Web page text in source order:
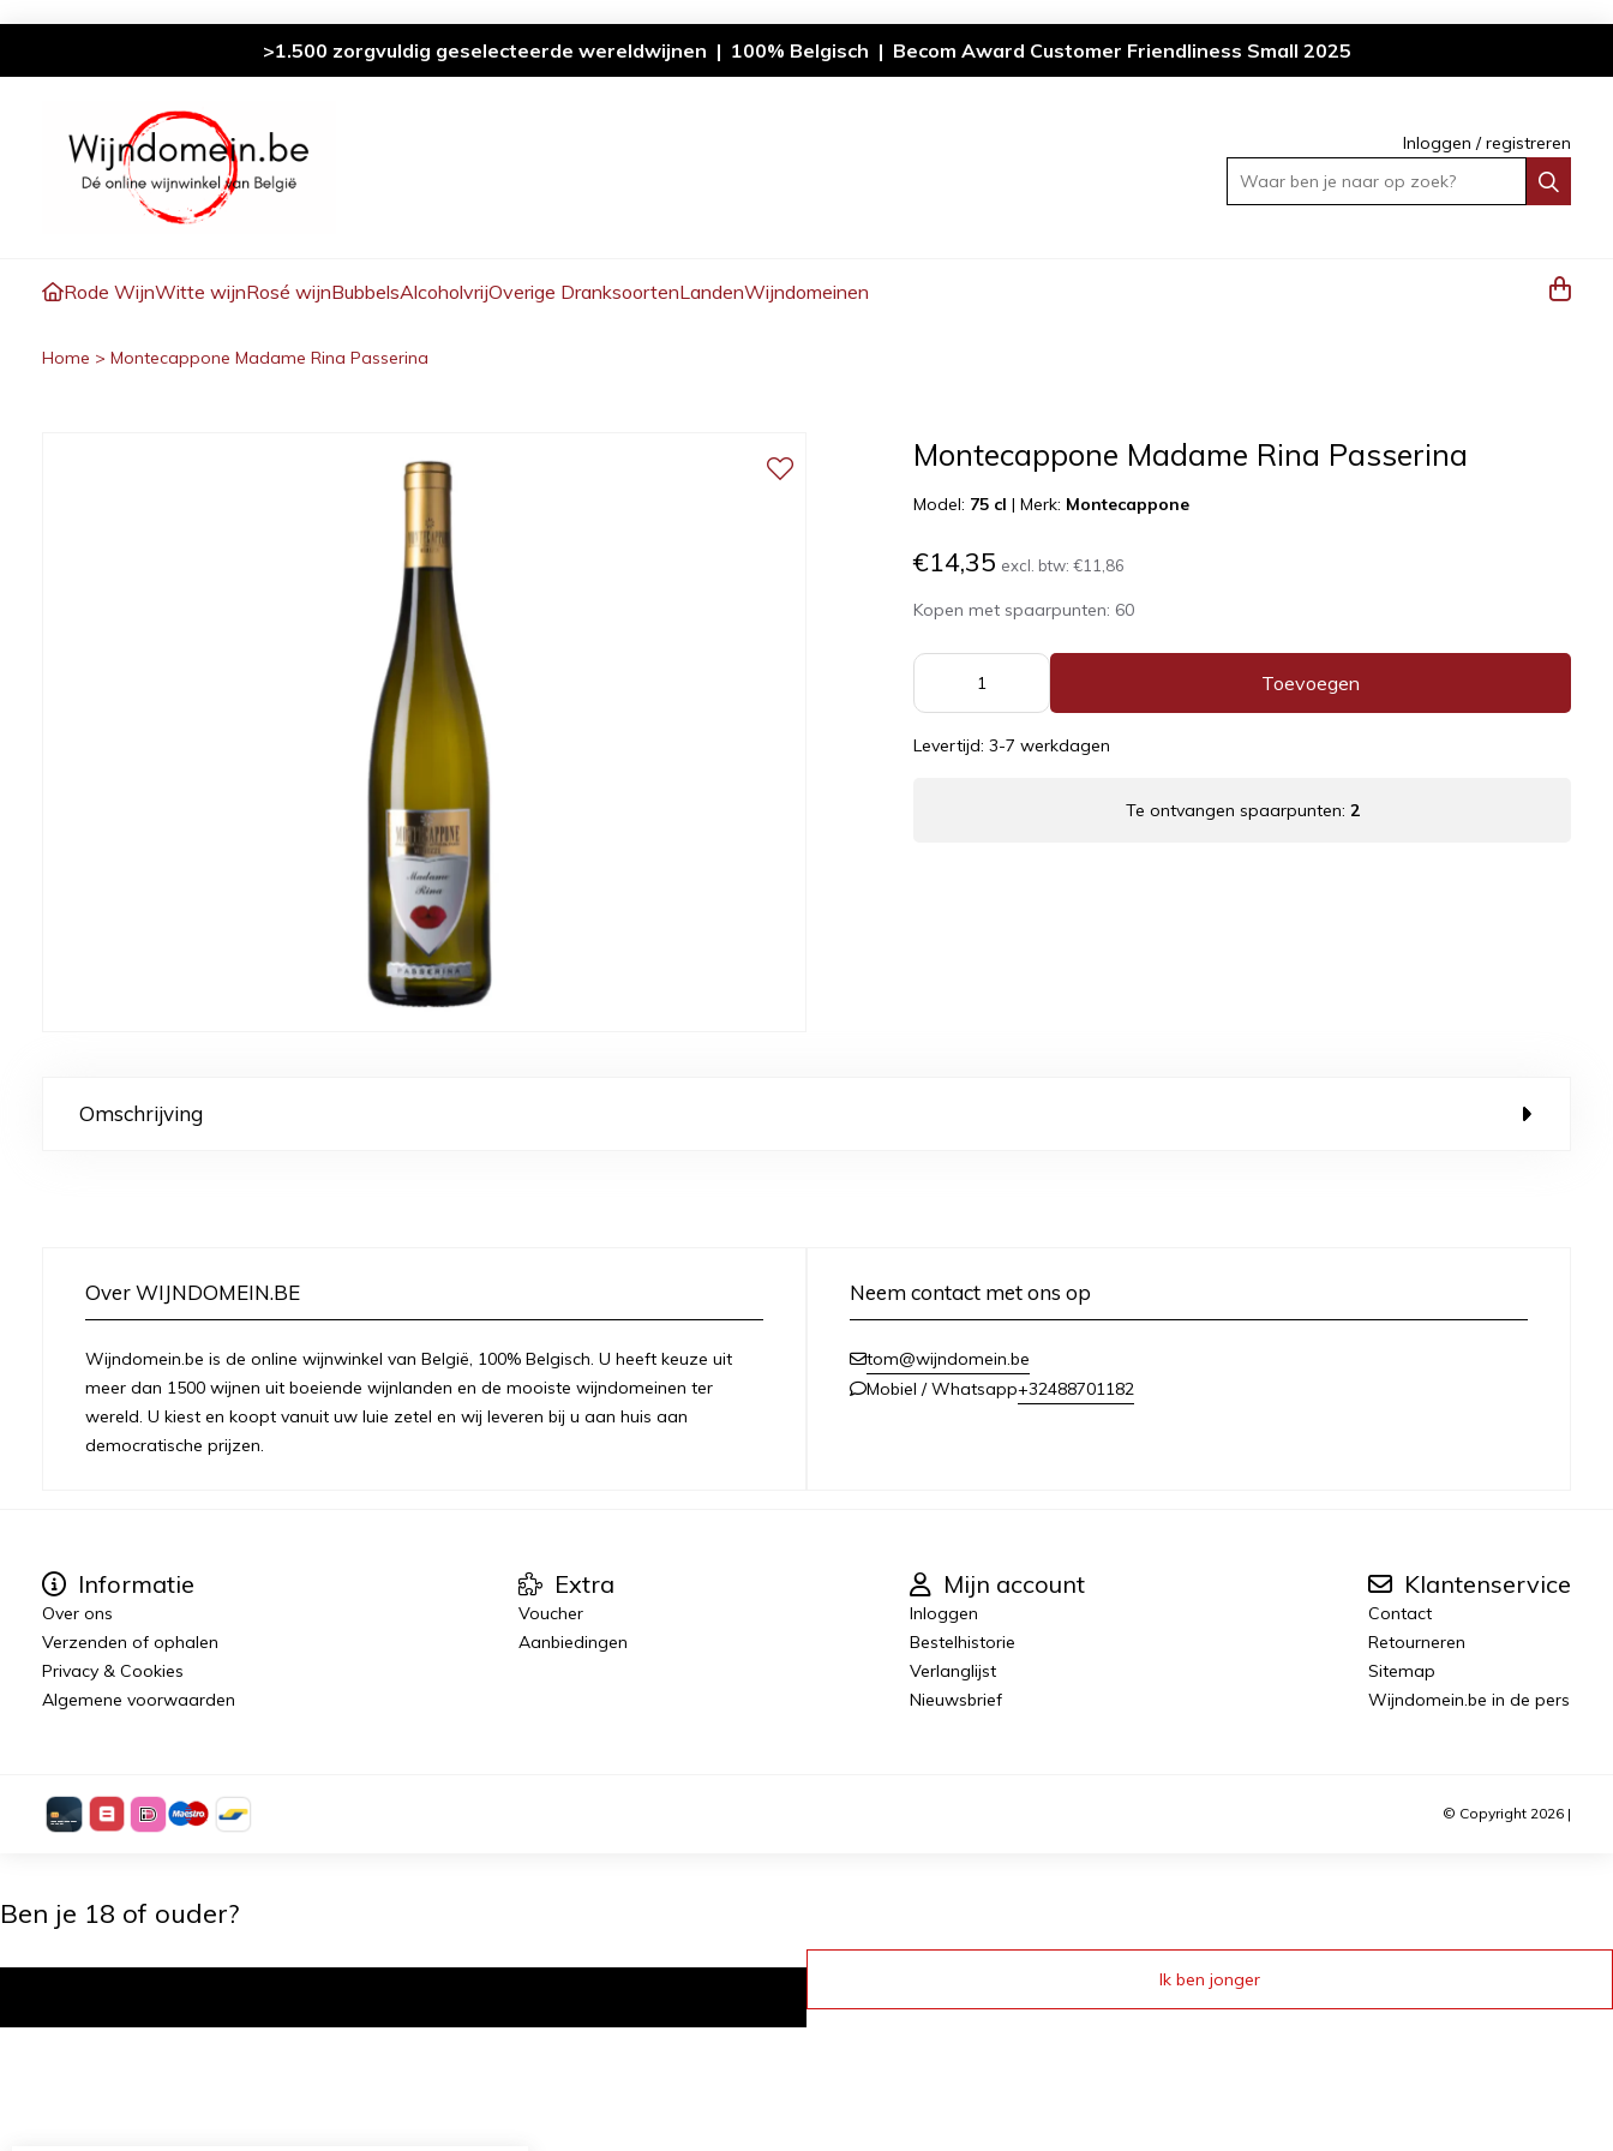
>1.500 zorgvuldig geselecteerde wereldwijnen | 100% Belgisch | Becom Award Customer Friendliness Small 2025
Inloggen /registreren
Waar ben je naar op zoek?
Rode WijnWitte wijnRosé wijnBubbelsAlcoholvrijOverige DranksoortenLandenWijndomeinen
Home > Montecappone Madame Rina Passerina
Montecappone Madame Rina Passerina
Model: 75 cl |Merk: Montecappone
€14,35 excl. btw:€11,86
Kopen met spaarpunten: 60
Toevoegen
Levertijd: 3-7 werkdagen
Te ontvangen spaarpunten: 2
Omschrijving
Over WIJNDOMEIN.BE
Wijndomein.be is de online wijnwinkel van België, 100% Belgisch. U heeft keuze uit
meer dan 1500 wijnen uit boeiende wijnlanden en de mooiste wijndomeinen ter
wereld. U kiest en koopt vanuit uw luie zetel en wij leveren bij u aan huis aan
democratische prijzen.
Neem contact met ons op
tom@wijndomein.be
Mobiel / Whatsapp+32488701182
Informatie
Over ons
Verzenden of ophalen
Privacy & Cookies
Algemene voorwaarden
Extra
Voucher
Aanbiedingen
Mijn account
Inloggen
Bestelhistorie
Verlanglijst
Nieuwsbrief
Klantenservice
Contact
Retourneren
Sitemap
Wijndomein.be in de pers
© Copyright 2026 |
Ben je 18 of ouder?
Ik ben jonger